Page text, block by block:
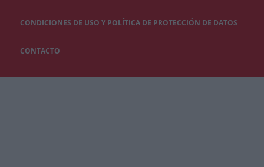
CONDICIONES DE USO Y POLÍTICA DE PROTECCIÓN DE DATOS
CONTACTO